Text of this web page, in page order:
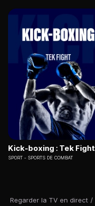
Regarder la TV en direct /
Kick-boxing : Tek Fight
SPORT SPORTS DE COMBAT